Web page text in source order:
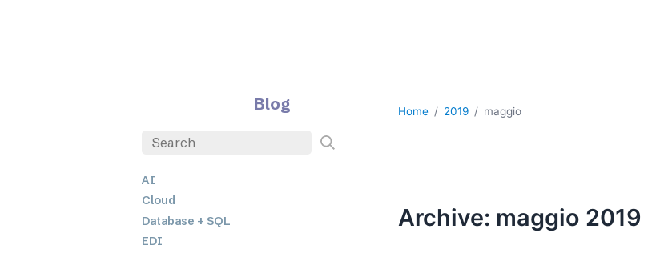
Blog
AI
Cloud
Database + SQL
EDI
Home 2019 maggio
Archive: maggio 2019